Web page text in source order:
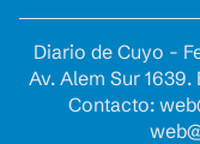
Diario de Cuyo -
Av. Alem Sur
Contacto: